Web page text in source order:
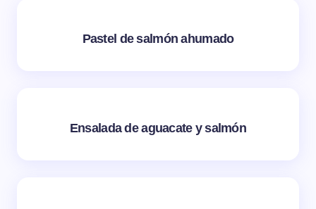
Pastel de salmón ahumado
Ensalada de aguacate y salmón